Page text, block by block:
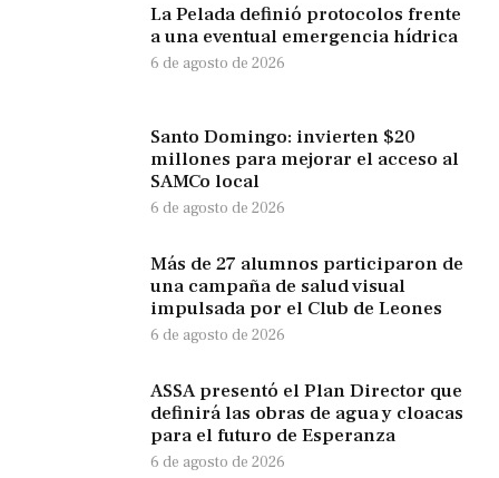
La Pelada definió protocolos frente
a una eventual emergencia hídrica
6 de agosto de 2026
Santo Domingo: invierten $20
millones para mejorar el acceso al
SAMCo local
6 de agosto de 2026
Más de 27 alumnos participaron de
una campaña de salud visual
impulsada por el Club de Leones
6 de agosto de 2026
ASSA presentó el Plan Director que
definirá las obras de agua y cloacas
para el futuro de Esperanza
6 de agosto de 2026